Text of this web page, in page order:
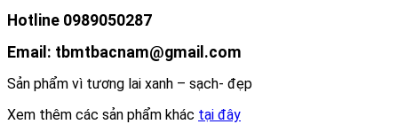
Hotline 0989050287
Email: tbmtbacnam@gmail.com
Sản phẩm vì tương lai xanh – sạch- đẹp
Xem thêm các sản phẩm khác tại đây